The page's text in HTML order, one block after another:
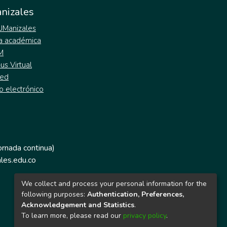
académica
Virtual
electrónico
continua)
We collect and process your personal information for the
following purposes: Authentication, Preferences,
Acknowledgement and Statistics.
To learn more, please read our privacy policy.